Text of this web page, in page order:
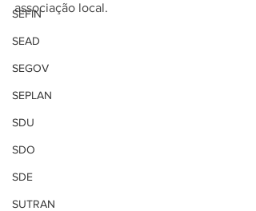
SEFIN
SEAD
SEGOV
SEPLAN
SDU
SDO
SDE
SUTRAN
associação local.